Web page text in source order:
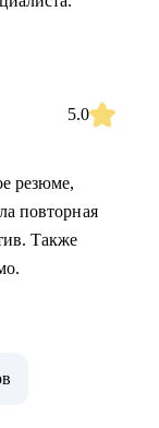
5.0
резюме,
повторная
Также